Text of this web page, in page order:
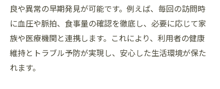
訪問介護で地域とのつながりが深まる理由
暮らしに安心をもたらす訪問介護の地域連
携
地域支援が訪問介護のサポート力を強化す
良や異常の早期発見が可能です。例えば、毎回の訪問時
に血圧や脈拍、食事量の確認を徹底し、必要に応じて家
族や医療機関と連携します。これにより、利用者の健康
維持とトラブル予防が実現し、安心した生活環境が保た
れます。